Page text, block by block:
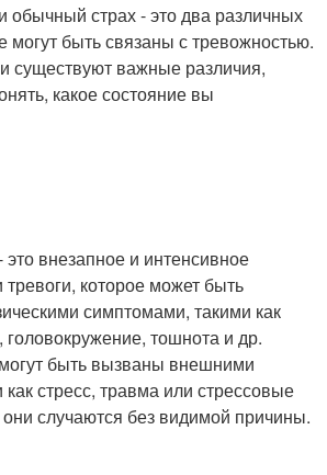
обычный страх - это два различных
могут быть связаны с тревожностью.
существуют важные различия,
какое состояние вы
это внезапное и интенсивное
тревоги, которое может быть
симптомами, такими как
головокружение, тошнота и др.
быть вызваны внешними
стресс, травма или стрессовые
они случаются без видимой причины.